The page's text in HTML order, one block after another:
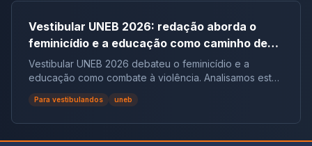
Vestibular UNEB 2026: redação aborda o
feminicídio e a educação como caminho de
combate à violência
Vestibular UNEB 2026 debateu o feminicídio e a
educação como combate à violência. Analisamos este
tema crucial que desafiou milhares e te preparamos
para futuras pautas sociais.
Para vestibulandos uneb